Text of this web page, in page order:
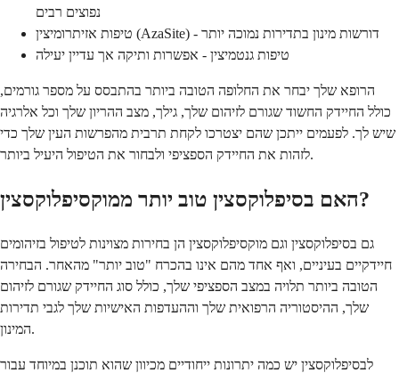
נפוצים רבים
טיפות אזיתרומיצין (AzaSite) - דורשות מינון בתדירות נמוכה יותר
טיפות גנטמיצין - אפשרות ותיקה אך עדיין יעילה
הרופא שלך יבחר את החלופה הטובה ביותר בהתבסס על מספר גורמים,
כולל החיידק החשוד שגורם לזיהום שלך, גילך, מצב ההריון שלך וכל אלרגיה
שיש לך. לפעמים ייתכן שהם יצטרכו לקחת תרבית מהפרשות העין שלך כדי
לזהות את החיידק הספציפי ולבחור את הטיפול היעיל ביותר.
האם בסיפלוקסצין טוב יותר ממוקסיפלוקסצין?
גם בסיפלוקסצין וגם מוקסיפלוקסצין הן בחירות מצוינות לטיפול בזיהומים
חיידקיים בעיניים, ואף אחד מהם אינו בהכרח "טוב יותר" מהאחר. הבחירה
הטובה ביותר תלויה במצב הספציפי שלך, כולל סוג החיידק שגורם לזיהום
שלך, ההיסטוריה הרפואית שלך וההעדפות האישיות שלך לגבי תדירות
המינון.
לבסיפלוקסצין יש כמה יתרונות ייחודיים מכיוון שהוא תוכנן במיוחד עבור